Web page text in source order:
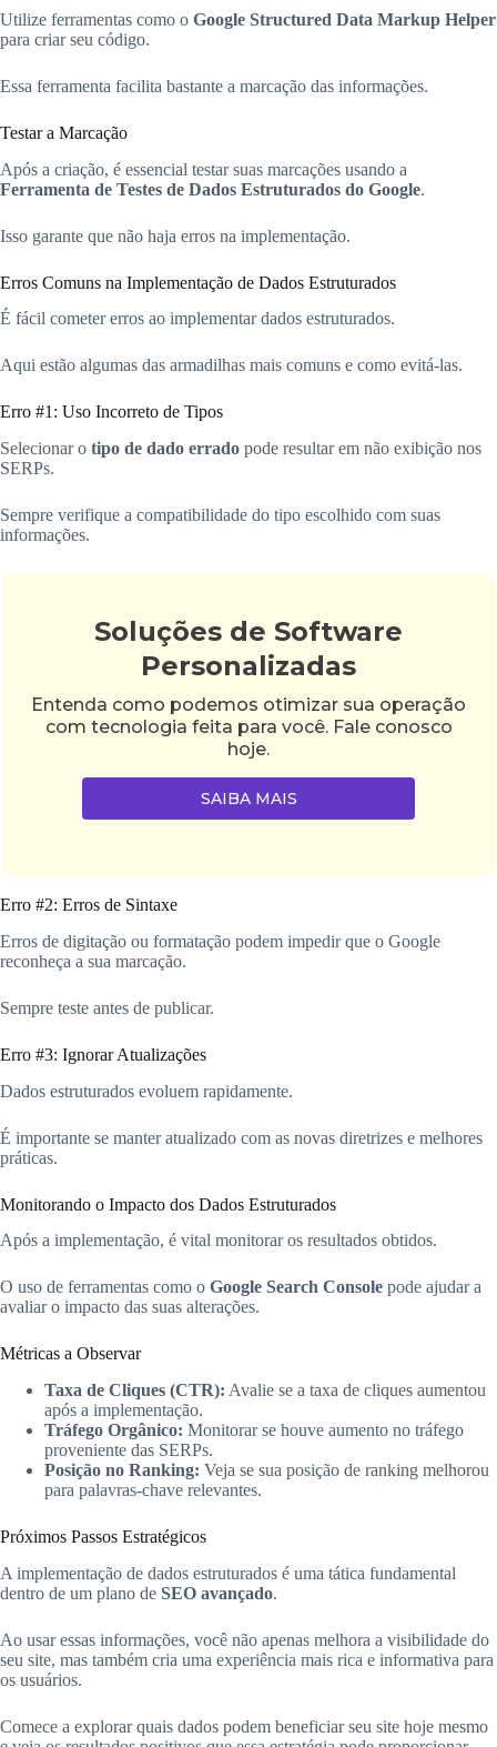
Utilize ferramentas como o Google Structured Data Markup Helper
para criar seu código.
Essa ferramenta facilita bastante a marcação das informações.
Testar a Marcação
Após a criação, é essencial testar suas marcações usando a
Ferramenta de Testes de Dados Estruturados do Google.
Isso garante que não haja erros na implementação.
Erros Comuns na Implementação de Dados Estruturados
É fácil cometer erros ao implementar dados estruturados.
Aqui estão algumas das armadilhas mais comuns e como evitá-las.
Erro #1: Uso Incorreto de Tipos
Selecionar o tipo de dado errado pode resultar em não exibição nos
SERPs.
Sempre verifique a compatibilidade do tipo escolhido com suas
informações.
Soluções de Software
Personalizadas
Entenda como podemos otimizar sua operação
com tecnologia feita para você. Fale conosco
hoje.
SAIBA MAIS
Erro #2: Erros de Sintaxe
Erros de digitação ou formatação podem impedir que o Google
reconheça a sua marcação.
Sempre teste antes de publicar.
Erro #3: Ignorar Atualizações
Dados estruturados evoluem rapidamente.
É importante se manter atualizado com as novas diretrizes e melhores
práticas.
Monitorando o Impacto dos Dados Estruturados
Após a implementação, é vital monitorar os resultados obtidos.
O uso de ferramentas como o Google Search Console pode ajudar a
avaliar o impacto das suas alterações.
Métricas a Observar
Taxa de Cliques (CTR): Avalie se a taxa de cliques aumentou
após a implementação.
Tráfego Orgânico: Monitorar se houve aumento no tráfego
proveniente das SERPs.
Posição no Ranking: Veja se sua posição de ranking melhorou
para palavras-chave relevantes.
Próximos Passos Estratégicos
A implementação de dados estruturados é uma tática fundamental
dentro de um plano de SEO avançado.
Ao usar essas informações, você não apenas melhora a visibilidade do
seu site, mas também cria uma experiência mais rica e informativa para
os usuários.
Comece a explorar quais dados podem beneficiar seu site hoje mesmo